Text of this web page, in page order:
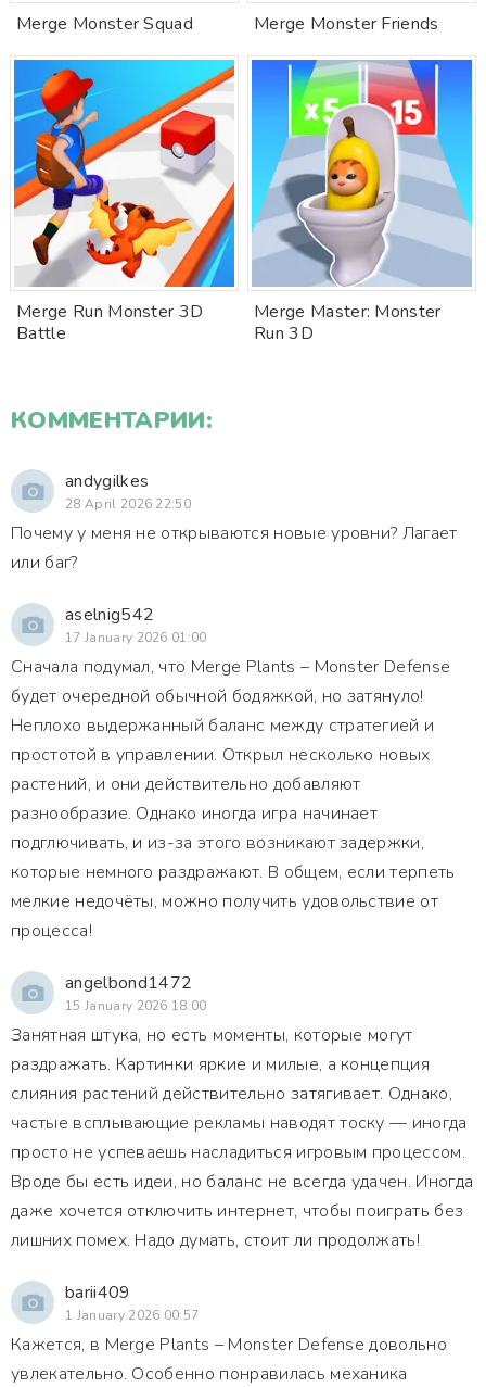
Merge Monster Squad Merge Monster Friends
Merge Run Monster 3D
Battle
Merge Master: Monster
Run 3D
КОММЕНТАРИИ:
andygilkes
28 April 2026 22:50
Почему у меня не открываются новые уровни? Лагает
или баг?
aselnig542
17 January 2026 01:00
Сначала подумал, что Merge Plants – Monster Defense
будет очередной обычной бодяжкой, но затянуло!
Неплохо выдержанный баланс между стратегией и
простотой в управлении. Открыл несколько новых
растений, и они действительно добавляют
разнообразие. Однако иногда игра начинает
подглючивать, и из-за этого возникают задержки,
которые немного раздражают. В общем, если терпеть
мелкие недочёты, можно получить удовольствие от
процесса!
angelbond1472
15 January 2026 18:00
Занятная штука, но есть моменты, которые могут
раздражать. Картинки яркие и милые, а концепция
слияния растений действительно затягивает. Однако,
частые всплывающие рекламы наводят тоску — иногда
просто не успеваешь насладиться игровым процессом.
Вроде бы есть идеи, но баланс не всегда удачен. Иногда
даже хочется отключить интернет, чтобы поиграть без
лишних помех. Надо думать, стоит ли продолжать!
barii409
1 January 2026 00:57
Кажется, в Merge Plants – Monster Defense довольно
увлекательно. Особенно понравилась механика